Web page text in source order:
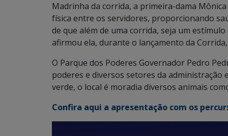
Madrinha da corrida, a primeira-dama
física entre os servidores, proporcionando
de que além de uma corrida, seja um
afirmou ela, durante o lançamento da
O Parque dos Poderes Governador Pedro
poderes e diversos setores da administração
verde, o local é moradia diversos animais
Confira aqui a apresentação com os